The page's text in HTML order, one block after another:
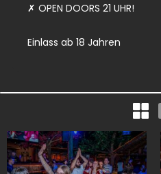
✗ OPEN DOORS 21 UHR!
Einlass ab 18 Jahren